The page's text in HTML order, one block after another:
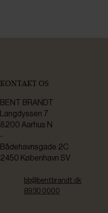
KONTAKT OS
BENT BRANDT
Langdyssen 7
8200 Aarhus N
-
Bådehavnsgade 2C
2450 København SV
bb@bentbrandt.dk
8930 0000